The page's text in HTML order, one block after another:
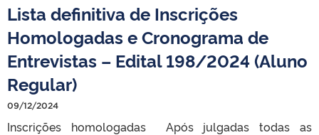
Lista definitiva de Inscrições
Homologadas e Cronograma de
Entrevistas – Edital 198/2024 (Aluno
Regular)
09/12/2024
Inscrições homologadas Após julgadas todas as